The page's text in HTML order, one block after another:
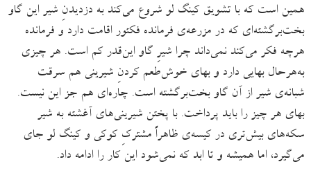
همین است که با تشویق کینگ لو شروع می‌کند به دزدیدنِ شیر این گاو
بخت‌برگشته‌ای که در مزرعه‌ی فرمانده فکتور اقامت دارد و فرمانده
هرچه فکر می‌کند نمی‌داند چرا شیرِ گاو این‌قدر کم است. هر چیزی
به‌هرحال بهایی دارد و بهای خوش‌طعم کردنِ شیرینی هم سرقت
شبانه‌ی شیر از آن گاو بخت‌برگشته است. چاره‌ای هم جز این نیست.
بهای هر چیز را باید پرداخت. با پختن شیرینی‌های آغشته به شیر
سکه‌های بیش‌تری در کیسه‌ی ظاهراً مشترکِ کوکی و کینگ لو جای
می‌گیرد، اما همیشه و تا ابد که نمی‌شود این کار را ادامه داد.